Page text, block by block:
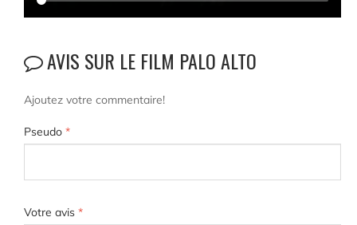
AVIS SUR LE FILM PALO ALTO
Ajoutez votre commentaire!
Pseudo *
Votre avis *